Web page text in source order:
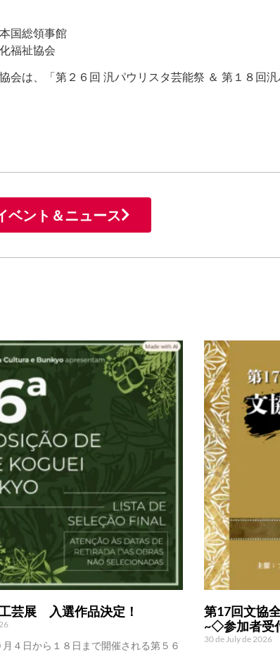
国総領事館
祉協会
会は、「第２６回 汎パウリスタ芸能祭 ＆ 第１８回
ベント＆ニュース
芸展 入選作品決定！
月４日から１８日まで開催される第５６
第17回文協
~◇参加者受
30 de July de 2026